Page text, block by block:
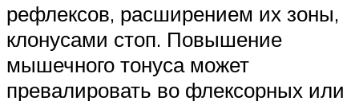
рефлексов, расширением их зоны,
клонусами стоп. Повышение
мышечного тонуса может
превалировать во флексорных или